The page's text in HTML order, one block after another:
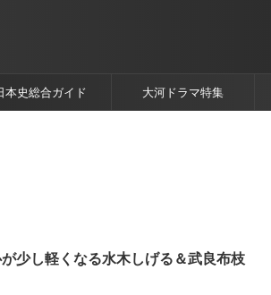
本史総合ガイド 大河ドラマ特集
少し軽くなる水木しげる＆武良布枝